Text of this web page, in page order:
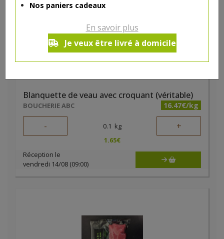
Nos paniers cadeaux
En savoir plus
Je veux être livré à domicile
Blanquette de veau avec croquant (véritable)
BOUCHERIE ABC 16.47€/kg
- 0.1 kg +
1.65€
Réception le
vendredi 14/08 (09:00)